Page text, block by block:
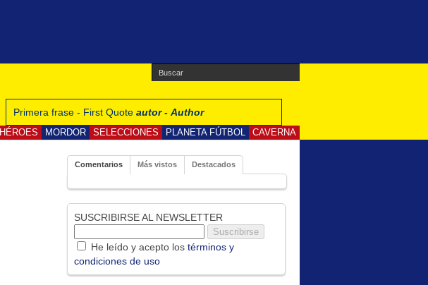
Primera frase - First Quote autor - Author
HÉROES MORDOR SELECCIONES PLANETA FÚTBOL CAVERNA
Comentarios Más vistos Destacados
SUSCRIBIRSE AL NEWSLETTER
He leído y acepto los términos y
condiciones de uso